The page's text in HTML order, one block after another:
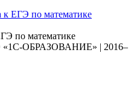
по математике
ОБРАЗОВАНИЕ» | 2016–